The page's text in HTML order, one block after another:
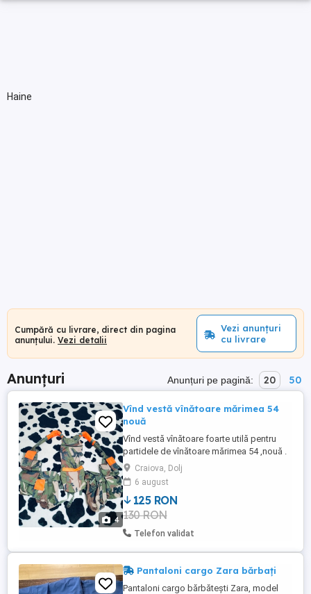
Haine
Cumpără cu livrare, direct din pagina
anunțului. Vezi detalii
Vezi anunțuri
cu livrare
Anunțuri Anunțuri pe pagină: 20 50
4
Vînd vestă vînătoare mărimea 54
nouă
Vînd vestă vînătoare foarte utilă pentru
partidele de vînătoare mărimea 54 ,nouă .
Craiova, Dolj
6 august
125 RON
130 RON
Telefon validat
Pantaloni cargo Zara bărbați
Pantaloni cargo bărbătești Zara, model